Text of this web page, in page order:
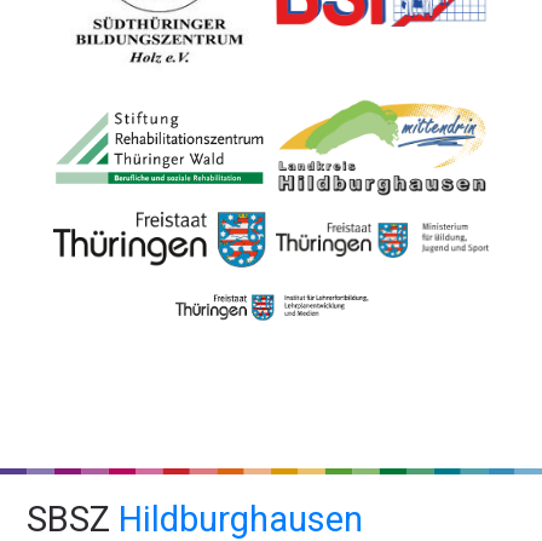
SBSZ Hildburghausen